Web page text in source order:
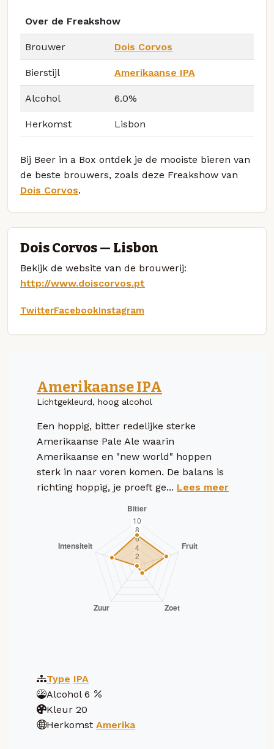
Over de Freakshow
Brouwer Dois Corvos
Bierstijl Amerikaanse IPA
Alcohol 6.0%
Herkomst Lisbon
Bij Beer in a Box ontdek je de mooiste bieren van
de beste brouwers, zoals deze Freakshow van
Dois Corvos.
Dois Corvos — Lisbon
Bekijk de website van de brouwerij:
http://www.doiscorvos.pt
TwitterFacebookInstagram
Amerikaanse IPA
Lichtgekleurd, hoog alcohol
Een hoppig, bitter redelijke sterke
Amerikaanse Pale Ale waarin
Amerikaanse en "new world" hoppen
sterk in naar voren komen. De balans is
richting hoppig, je proeft ge... Lees meer
Type IPA
Alcohol 6
Kleur 20
Herkomst Amerika